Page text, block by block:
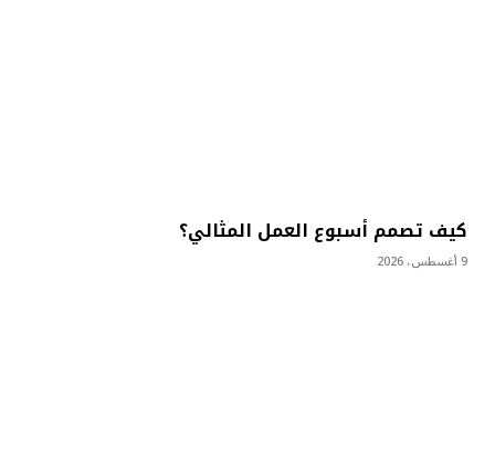
كيف تصمم أسبوع العمل المثالي؟
9 أغسطس، 2026